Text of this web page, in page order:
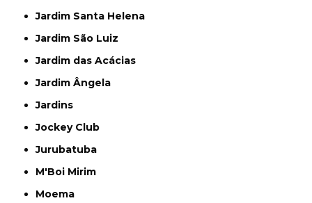
Jardim Santa Helena
Jardim São Luiz
Jardim das Acácias
Jardim Ângela
Jardins
Jockey Club
Jurubatuba
M'Boi Mirim
Moema